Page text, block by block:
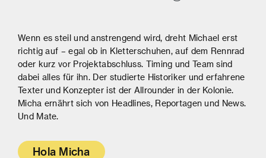
Wenn es steil und anstrengend wird, dreht Michael erst
richtig auf – egal ob in Kletterschuhen, auf dem Rennrad
oder kurz vor Projektabschluss. Timing und Team sind
dabei alles für ihn. Der studierte Historiker und erfahrene
Texter und Konzepter ist der Allrounder in der Kolonie.
Micha ernährt sich von Headlines, Reportagen und News.
Und Mate.
Hola Micha